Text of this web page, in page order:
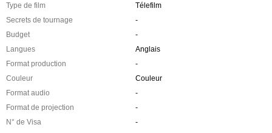
Type de film
Télefilm
Secrets de tournage
-
Budget
-
Langues
Anglais
Format production
-
Couleur
Couleur
Format audio
-
Format de projection
-
N° de Visa
-